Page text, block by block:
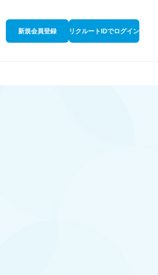
新規会員登録 リクルートIDでログイン